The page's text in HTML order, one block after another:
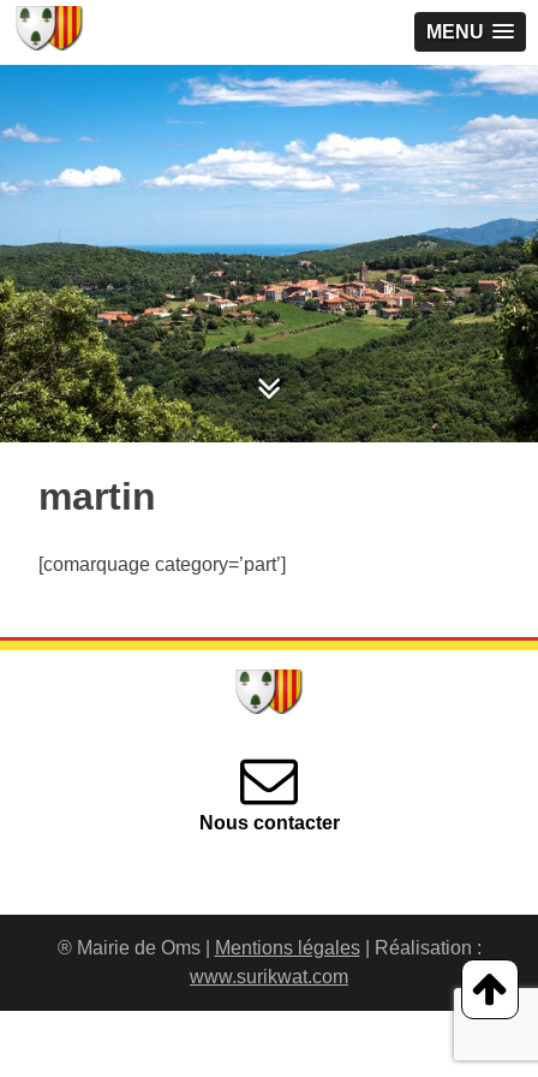
MENU
martin
[comarquage category=’part’]
Nous contacter
® Mairie de Oms | Mentions légales| Réalisation :
www.surikwat.com